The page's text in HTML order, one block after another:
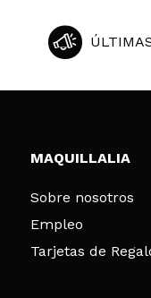
MAQUILLALIA
Sobre nosotros
Empleo
Tarjetas de